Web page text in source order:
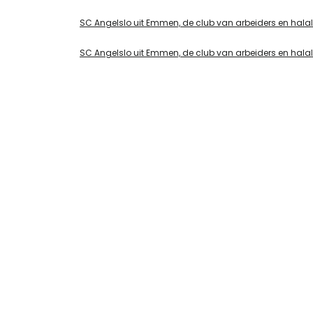
SC Angelslo uit Emmen, de club van arbeiders en
SC Angelslo uit Emmen, de club van arbeiders en